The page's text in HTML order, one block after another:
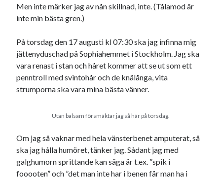
Godisbrödet från himlen
Köttfärslimpan på allas läppar
Lotten som Sommarpratare (i fantasin alltså: grupp på FB)
Vad ska du laga för mat idag? (Recept!)
Meta
Flöde för inlägg
WordPress.org
Men inte märker jag av nån skillnad, inte. (Tålamod är
inte min bästa gren.)
På torsdag den 17 augusti kl 07:30 ska jag infinna mig
jättenyduschad på Sophiahemmet i Stockholm. Jag ska
vara renast i stan och håret kommer att se ut som ett
penntroll med svintohår och de knälånga, vita
strumporna ska vara mina bästa vänner.
Utan balsam försmäktar jag så här på torsdag.
Om jag så vaknar med hela vänsterbenet amputerat, så
ska jag hålla humöret, tänker jag. Sådant jag med
galghumorn sprittande kan säga är t.ex. ”spik i
fooooten” och ”det man inte har i benen får man ha i